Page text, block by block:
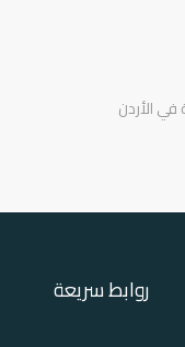
الأردن
روابط سريعة